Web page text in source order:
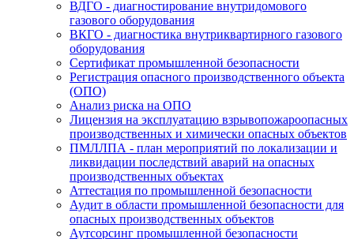
ВДГО - диагностирование внутридомового
газового оборудования
ВКГО - диагностика внутриквартирного газового
оборудования
Сертификат промышленной безопасности
Регистрация опасного производственного объекта
(ОПО)
Анализ риска на ОПО
Лицензия на эксплуатацию взрывопожароопасных
производственных и химически опасных объектов
ПМЛЛПА - план мероприятий по локализации и
ликвидации последствий аварий на опасных
производственных объектах
Аттестация по промышленной безопасности
Аудит в области промышленной безопасности для
опасных производственных объектов
Аутсорсинг промышленной безопасности